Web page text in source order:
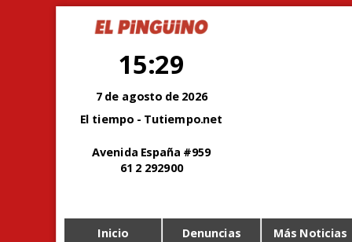
15:29
7 de agosto de 2026
El tiempo - Tutiempo.net
Avenida España #959
61 2 292900
Inicio Denuncias Más Noticias